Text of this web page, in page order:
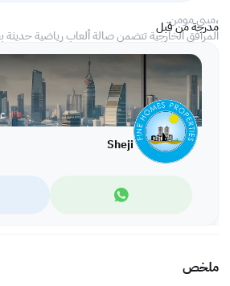
مدرجة من قبل
Sheji
،مبنى مؤمن.
المرافق الخارجية تتضمن صالة ألعاب رياضية
مصانة ومصانة جيدا. الشقة قريبة من الطريق
مناطق الجذب الرئيسية في البحرين.
الإيجار شامل الكهرباء والمياه ورسوم الضرائب
أساس العقود السنوية.
المشاهدات فقط من خلال المواعيد السابقة.
ملخص